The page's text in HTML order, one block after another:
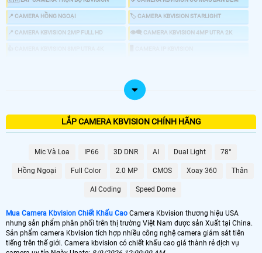
📍 CAMERA HỒNG NGOẠI 🏷 CAMERA KBVISION STARLIGHT
📍 CAMERA KBVISION 2MP FULL HD 👁️‍🗨️ CAMERA KBVISION 4MP UTRA 2K
💤 CAMERA AI KBVISION
lựa chọn, hình ảnh sắt nét điều đặt biệt chất lượng sản phẩm phù hợp với chi
phẩm camera kbvision mà khách hàng quan tâm nhiều nhất ️🏆
💰 Lắp Camera KBVision Giá Rẻ
LẮP CAMERA KBVISION CHÍNH HÃNG
Mic Và Loa IP66 3D DNR AI Dual Light 78°
Hồng Ngoại Full Color 2.0 MP CMOS Xoay 360 Thân
AI Coding Speed Dome
Mua Camera Kbvision Chiết Khấu Cao Camera Kbvision thương hiệu USA
nhưng sản phẩm phân phối trên thị trường Việt Nam được sản Xuất tại China.
Sản phẩm camera Kbvision tích hợp nhiều công nghệ camera giám sát tiên
tiếng trên thế giới. Camera kbvision có chiết khấu cao giá thành rẻ dịch vụ